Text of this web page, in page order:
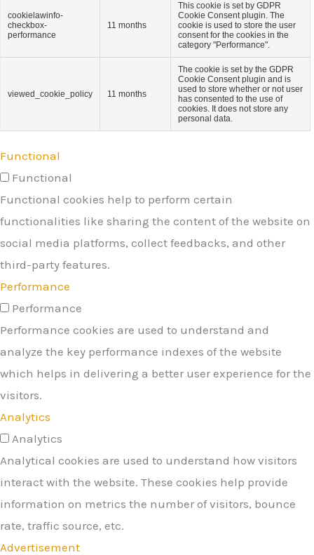
cookielawinfo-
checkbox-
performance
11 months
This cookie is set by GDPR
Cookie Consent plugin. The
cookie is used to store the user
consent for the cookies in the
category "Performance".
viewed_cookie_policy 11 months
The cookie is set by the GDPR
Cookie Consent plugin and is
used to store whether or not user
has consented to the use of
cookies. It does not store any
personal data.
Functional
Functional
Functional cookies help to perform certain
functionalities like sharing the content of the website on
social media platforms, collect feedbacks, and other
third-party features.
Performance
Performance
Performance cookies are used to understand and
analyze the key performance indexes of the website
which helps in delivering a better user experience for the
visitors.
Analytics
Analytics
Analytical cookies are used to understand how visitors
interact with the website. These cookies help provide
information on metrics the number of visitors, bounce
rate, traffic source, etc.
Advertisement